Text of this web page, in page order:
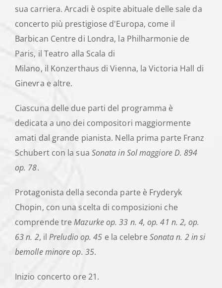
sua carriera. Arcadi è ospite abituale delle sale da
concerto più prestigiose d'Europa, come il
Barbican Centre di Londra, la Philharmonie de
Paris, il Teatro alla Scala di
Milano, il Konzerthaus di Vienna, la Victoria Hall di
Ginevra e altre.
Ciascuna delle due parti del programma è
dedicata a uno dei compositori maggiormente
amati dal grande pianista. Nella prima parte Franz
Schubert con la sua Sonata in Sol maggiore D. 894
op. 78.
Protagonista della seconda parte è Fryderyk
Chopin, con una scelta di composizioni che
comprende treMazurke op. 33 n. 4, op. 41 n. 2, op.
63 n. 2, ilPreludio op. 45 e la celebre Sonata n. 2 in si
bemolle minore op. 35.
Inizio concerto ore 21.